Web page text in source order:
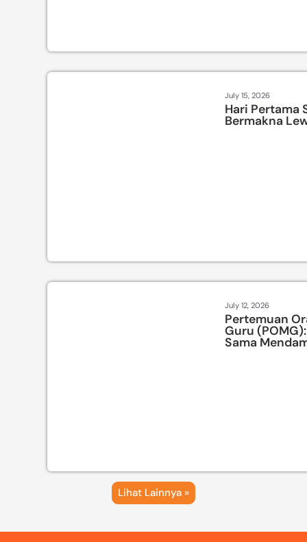
July 15, 2026
Hari Pertama
Bermakna
July 12, 2026
Pertemuan
Guru
Sama
Lihat Lainnya »